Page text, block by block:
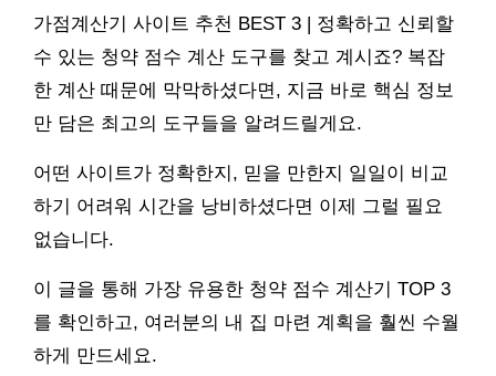
가점계산기 사이트 추천 BEST 3 | 정확하고 신뢰할
수 있는 청약 점수 계산 도구를 찾고 계시죠? 복잡
한 계산 때문에 막막하셨다면, 지금 바로 핵심 정보
만 담은 최고의 도구들을 알려드릴게요.
어떤 사이트가 정확한지, 믿을 만한지 일일이 비교
하기 어려워 시간을 낭비하셨다면 이제 그럴 필요
없습니다.
이 글을 통해 가장 유용한 청약 점수 계산기 TOP 3
를 확인하고, 여러분의 내 집 마련 계획을 훨씬 수월
하게 만드세요.